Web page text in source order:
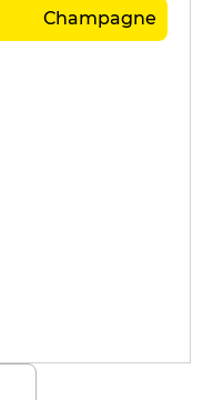
Champagne